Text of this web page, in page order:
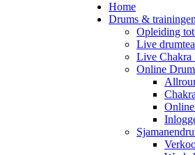
Home
Drums & trainingen
Opleiding
Live
Live Chakra
Online